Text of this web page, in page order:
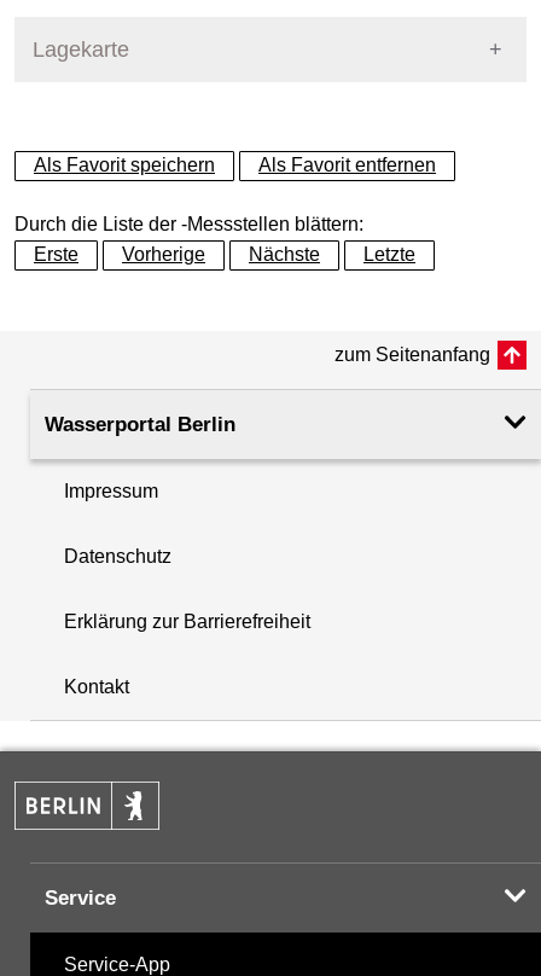
Lagekarte
+
−
+
−
Als Favorit speichern Als Favorit entfernen
Durch die Liste der -Messstellen blättern:
Erste
Vorherige Nächste Letzte
zum Seitenanfang
Wasserportal Berlin
Impressum
Datenschutz
Erklärung zur Barrierefreiheit
Kontakt
Service
Service-App